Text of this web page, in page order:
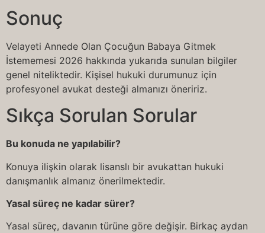
Sonuç
Velayeti Annede Olan Çocuğun Babaya Gitmek
İstememesi 2026 hakkında yukarıda sunulan bilgiler
genel niteliktedir. Kişisel hukuki durumunuz için
profesyonel avukat desteği almanızı öneririz.
Sıkça Sorulan Sorular
Bu konuda ne yapılabilir?
Konuya ilişkin olarak lisanslı bir avukattan hukuki
danışmanlık almanız önerilmektedir.
Yasal süreç ne kadar sürer?
Yasal süreç, davanın türüne göre değişir. Birkaç aydan